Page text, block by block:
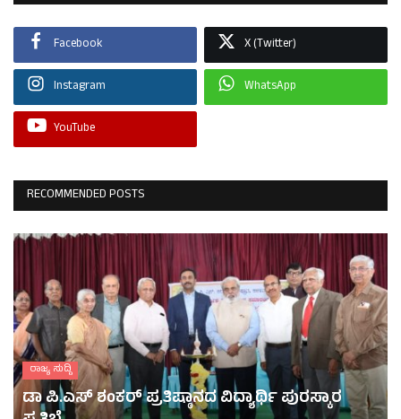
Facebook X (Twitter)
Instagram WhatsApp
YouTube
RECOMMENDED POSTS
ರಾಜ್ಯ ಸುದ್ದಿ
ಡಾ ಪಿ.ಎಸ್ ಶಂಕರ್ ಪ್ರತಿಷ್ಠಾನದ ವಿದ್ಯಾರ್ಥಿ ಪುರಸ್ಕಾರ